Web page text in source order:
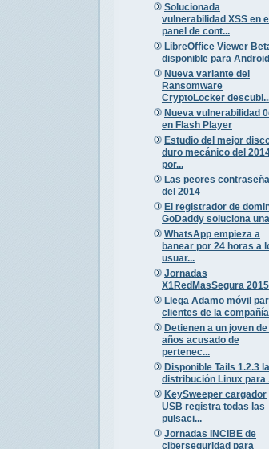
Solucionada
vulnerabilidad XSS en
panel de cont...
LibreOffice Viewer
disponible para Android
Nueva variante del
Ransomware
CryptoLocker
Nueva vulnerabilidad
en Flash Player
Estudio del mejor
duro mecánico del
por...
Las peores
del 2014
El registrador de
GoDaddy soluciona
WhatsApp empieza a
banear por 24 horas a
usuar...
Jornadas
X1RedMasSegura 2015
Llega Adamo móvil
clientes de la compañía
Detienen a un joven de
años acusado de
pertenec...
Disponible Tails 1.2.3 la
distribución Linux para
KeySweeper cargador
USB registra todas las
pulsaci...
Jornadas INCIBE de
ciberseguridad para